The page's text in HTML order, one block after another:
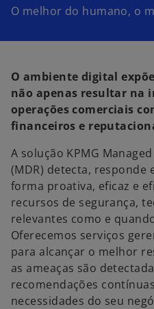
O melhor do humano, o
O ambiente digital
não apenas resultar na
operações comerciais
financeiros e
A solução KPMG
(MDR) detecta, responde
forma proativa, eficaz e
recursos de segurança,
relevantes como e
Oferecemos serviços
para alcançar o melhor
as ameaças são
recomendações
necessidades do seu